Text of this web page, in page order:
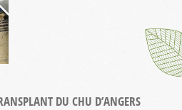
DU CHU D’ANGERS